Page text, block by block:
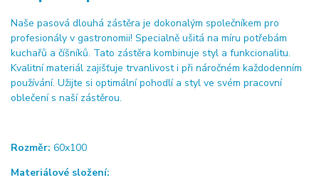
Naše pasová dlouhá zástěra je dokonalým společníkem pro
profesionály v gastronomii! Specialně ušitá na míru potřebám
kuchařů a číšníků. Tato zástěra kombinuje styl a funkcionalitu.
Kvalitní materiál zajišťuje trvanlivost i při náročném každodenním
používání. Užijte si optimální pohodlí a styl ve svém pracovní
oblečení s naší zástěrou.
Rozměr: 60x100
Materiálové složení: